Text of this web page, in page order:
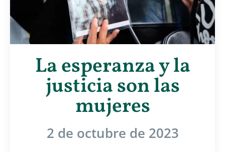
La esperanza y la
justicia son las
mujeres
2 de octubre de 2023